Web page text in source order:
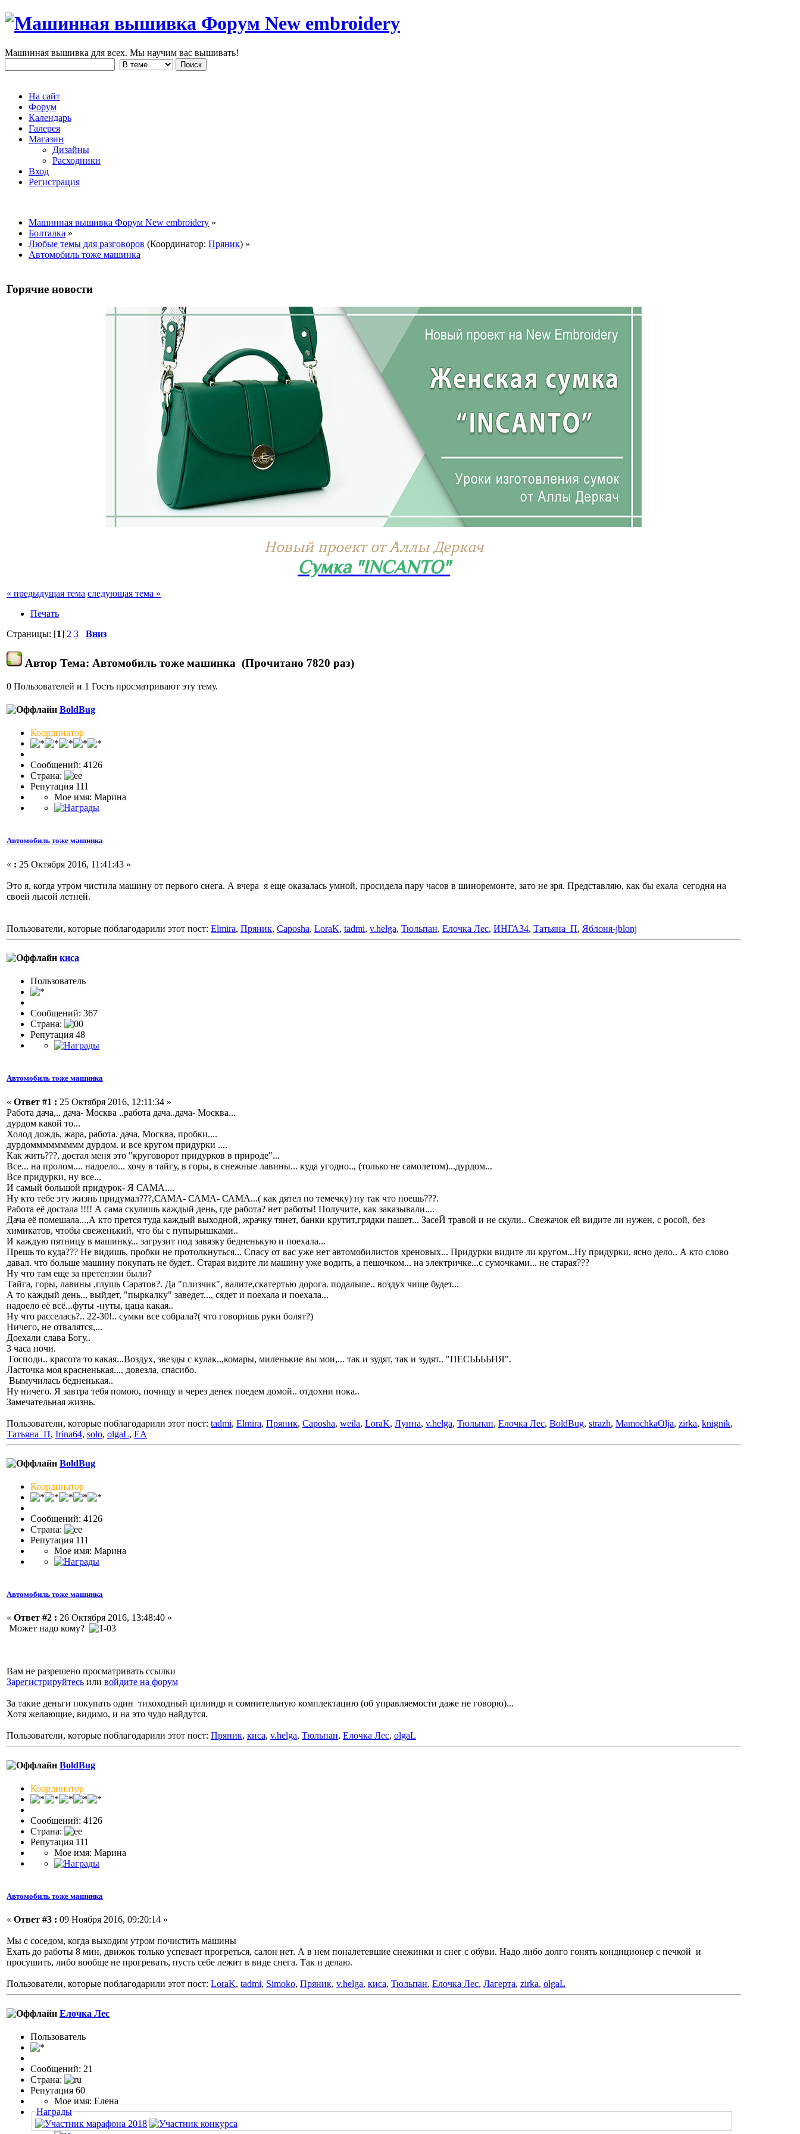
Машинная вышивка для всех. Мы научим вас вышивать!
На сайт
Форум
Календарь
Галерея
Магазин
Дизайны
Расходники
Вход
Регистрация
Машинная вышивка Форум New embroidery »
Болталка »
Любые темы для разговоров (Координатор: Пряник) »
Автомобиль тоже машинка
Горячие новости
Новый проект от Аллы Деркач
Сумка "INCANTO"
« предыдущая тема следующая тема »
Печать
Страницы: [1] 2 3 Вниз
Автор Тема: Автомобиль тоже машинка (Прочитано 7820 раз)
0 Пользователей и 1 Гость просматривают эту тему.
BoldBug
Координатор
Сообщений: 4126
Страна:
Репутация 111
Мое имя: Марина
Автомобиль тоже машинка
« : 25 Октября 2016, 11:41:43 »
Это я, когда утром чистила машину от первого снега. А вчера я еще оказалась умной, просидела пару часов в шиноремонте, зато не зря. Представляю, как бы ехала сегодня на
своей лысой летней.
Пользователи, которые поблагодарили этот пост: Elmira, Пряник, Caposha, LoraK, tadmi, v.helga, Тюльпан, Елочка Лес, ИНГА34, Татьяна_П, Яблоня-jblonj
киса
Пользовaтeль
Сообщений: 367
Страна:
Репутация 48
Автомобиль тоже машинка
« Ответ #1 : 25 Октября 2016, 12:11:34 »
Работа дача,.. дача- Москва ..работа дача..дача- Москва...
дурдом какой то...
Холод дождь, жара, работа. дача, Москва, пробки....
дурдоммммммммм дурдом. и все кругом придурки ....
Как жить???, достал меня это "круговорот придурков в природе"...
Все... на пролом.... надоело... хочу в тайгу, в горы, в снежные лавины... куда угодно.., (только не самолетом)...дурдом...
Все придурки, ну все...
И самый большой придурок- Я САМА....
Ну кто тебе эту жизнь придумал???,САМА- САМА- САМА...( как дятел по темечку) ну так что ноешь???.
Работа её достала !!!! А сама скулишь каждый день, где работа? нет работы! Получите, как заказывали....
Дача её помешала...,А кто прется туда каждый выходной, жрачку тянет, банки крутит,грядки пашет... ЗасеЙ травой и не скули.. Свежачок ей видите ли нужен, с росой, без
химикатов, чтобы свеженький, что бы с пупырышками..
И каждую пятницу в машинку... загрузит под завязку бедненькую и поехала...
Прешь то куда??? Не видишь, пробки не протолкнуться... Спасу от вас уже нет автомобилистов хреновых... Придурки видите ли кругом...Ну придурки, ясно дело.. А кто слово
давал. что больше машину покупать не будет.. Старая видите ли машину уже водить, а пешочком... на электричке...с сумочками... не старая???
Ну что там еще за претензии были?
Тайга, горы, лавины ,глушь Саратов?. Да "плизчик", валите,скатертью дорога. подальше.. воздух чище будет...
А то каждый день.., выйдет, "пыркалку" заведет..., сядет и поехала и поехала...
надоело её всё...футы -нуты, цаца какая..
Ну что расселась?.. 22-30!.. сумки все собрала?( что говоришь руки болят?)
Ничего, не отвалятся,...
Доехали слава Богу..
3 часа ночи.
Господи.. красота то какая...Воздух, звезды с кулак..,комары, миленькие вы мои,... так и зудят, так и зудят.. "ПЕСЬЬЬЬНЯ".
Ласточка моя красненькая..., довезла, спасибо.
Вымучилась бедненькая..
Ну ничего. Я завтра тебя помою, почищу и через денек поедем домой.. отдохни пока..
Замечательная жизнь.
Пользователи, которые поблагодарили этот пост: tadmi, Elmira, Пряник, Caposha, weila, LoraK, Лунна, v.helga, Тюльпан, Елочка Лес, BoldBug, strazh, MamochkaOlja, zirka, knignik,
Татьяна_П, Irina64, solo, olgaL, ЕА
BoldBug
Координатор
Сообщений: 4126
Страна:
Репутация 111
Мое имя: Марина
Автомобиль тоже машинка
« Ответ #2 : 26 Октября 2016, 13:48:40 »
Может надо кому?
Вам не разрешено просматривать ссылки
Зарегистрируйтесь или войдите на форум
За такие деньги покупать один тихоходный цилиндр и сомнительную комплектацию (об управляемости даже не говорю)...
Хотя желающие, видимо, и на это чудо найдутся.
Пользователи, которые поблагодарили этот пост: Пряник, киса, v.helga, Тюльпан, Елочка Лес, olgaL
BoldBug
Координатор
Сообщений: 4126
Страна:
Репутация 111
Мое имя: Марина
Автомобиль тоже машинка
« Ответ #3 : 09 Ноября 2016, 09:20:14 »
Мы с соседом, когда выходим утром почистить машины
Ехать до работы 8 мин, движок только успевает прогреться, салон нет. А в нем поналетевшие снежинки и снег с обуви. Надо либо долго гонять кондиционер с печкой и
просушить, либо вообще не прогревать, пусть себе лежит в виде снега. Так и делаю.
Пользователи, которые поблагодарили этот пост: LoraK, tadmi, Simoko, Пряник, v.helga, киса, Тюльпан, Елочка Лес, Лагерта, zirka, olgaL
Елочка Лес
Пользоватeль
Сообщений: 21
Страна:
Репутация 60
Мое имя: Елена
Награды